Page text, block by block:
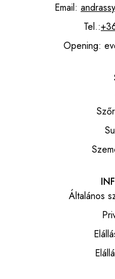
Email:
Tel.:
Opening:
Általános